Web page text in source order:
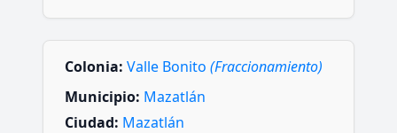
Colonia: Valle Bonito (Fraccionamiento)
Municipio: Mazatlán
Ciudad: Mazatlán